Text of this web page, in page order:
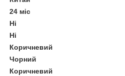
24 міс
Ні
Ні
Коричневий
Чорний
Коричневий